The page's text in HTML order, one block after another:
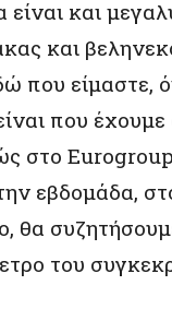
και
και
που είμαστε,
που
στο
εβδομάδα,
θα
του